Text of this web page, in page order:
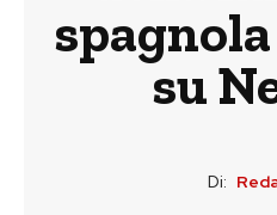
su
Di: